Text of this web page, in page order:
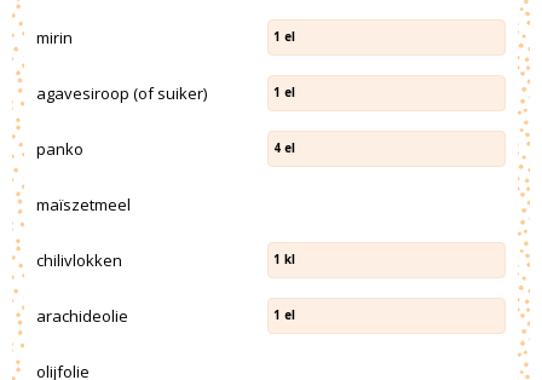
mirin 1 el
agavesiroop (of suiker) 1 el
panko 4 el
maïszetmeel
chilivlokken 1 kl
arachideolie 1 el
olijfolie